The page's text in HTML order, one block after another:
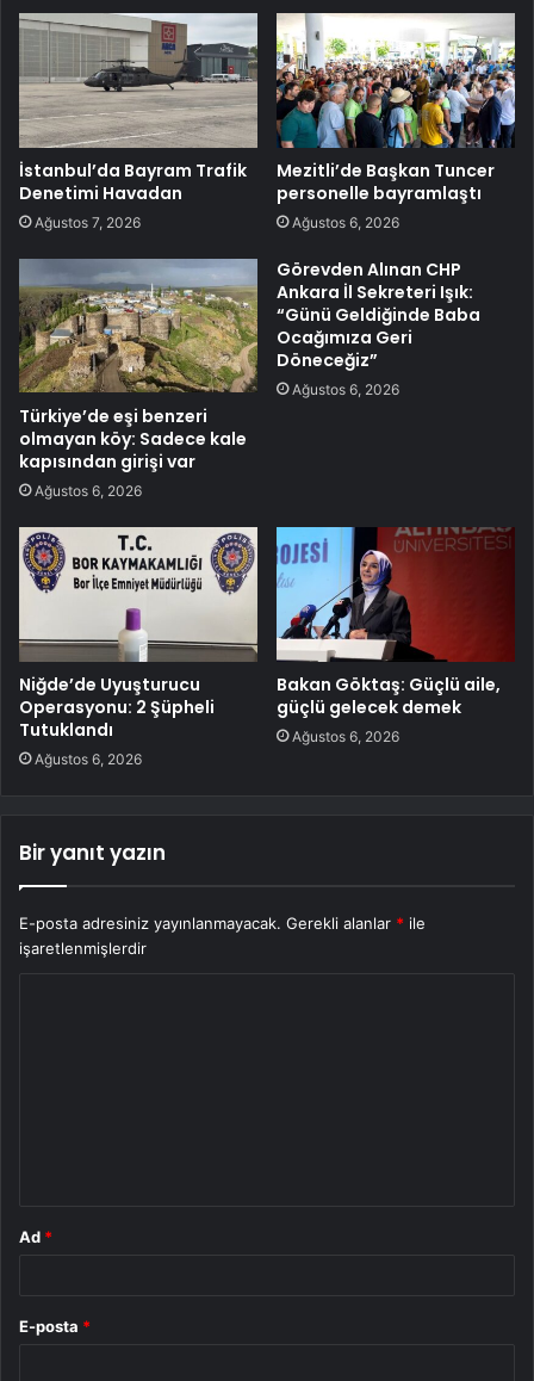
İstanbul’da Bayram Trafik
Denetimi Havadan
Ağustos 7, 2026
Mezitli’de Başkan Tuncer
personelle bayramlaştı
Ağustos 6, 2026
Türkiye’de eşi benzeri
olmayan köy: Sadece kale
kapısından girişi var
Ağustos 6, 2026
Görevden Alınan CHP
Ankara İl Sekreteri Işık:
“Günü Geldiğinde Baba
Ocağımıza Geri
Döneceğiz”
Ağustos 6, 2026
Niğde’de Uyuşturucu
Operasyonu: 2 Şüpheli
Tutuklandı
Ağustos 6, 2026
Bakan Göktaş: Güçlü aile,
güçlü gelecek demek
Ağustos 6, 2026
Bir yanıt yazın
E-posta adresiniz yayınlanmayacak. Gerekli alanlar * ile
işaretlenmişlerdir
Ad *
E-posta *